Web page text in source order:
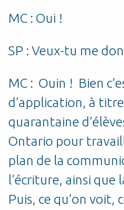
MC : Oui !
SP : Veux-tu me
MC : Ouin ! Bien
d’application, à
quarantaine
Ontario pour
plan de la
l’écriture, ainsi
Puis, ce qu’on voit,